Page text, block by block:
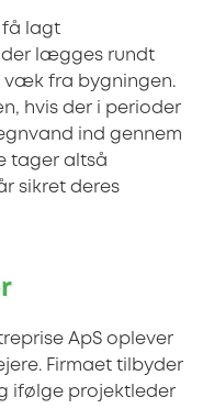
få lagt
lægges rundt
væk fra bygningen.
hvis der i perioder
ind gennem
tager altså
sikret deres
ApS oplever
Firmaet tilbyder
ifølge projektleder